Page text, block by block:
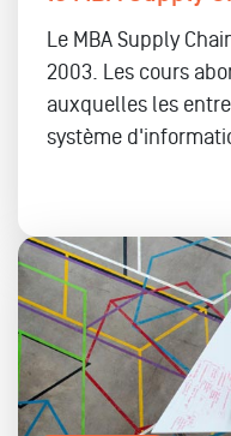
Le MBA Supply
2003. Les cours
auxquelles les
système